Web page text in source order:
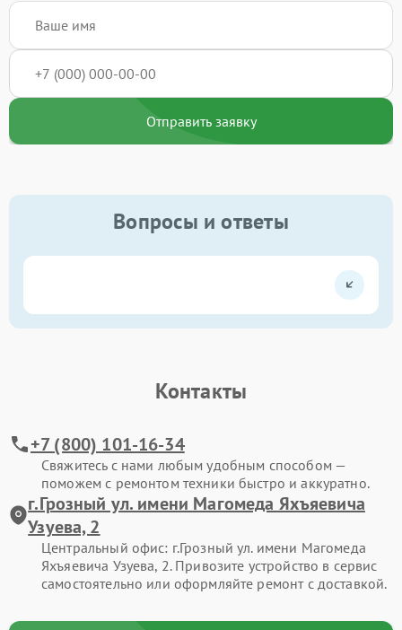
Отправить заявку
Вопросы и ответы
Контакты
+7 (800) 101-16-34
Свяжитесь с нами любым удобным способом —
поможем с ремонтом техники быстро и аккуратно.
г.Грозный ул. имени Магомеда Яхъяевича
Узуева, 2
Центральный офис: г.Грозный ул. имени Магомеда
Яхъяевича Узуева, 2. Привозите устройство в сервис
самостоятельно или оформляйте ремонт с доставкой.